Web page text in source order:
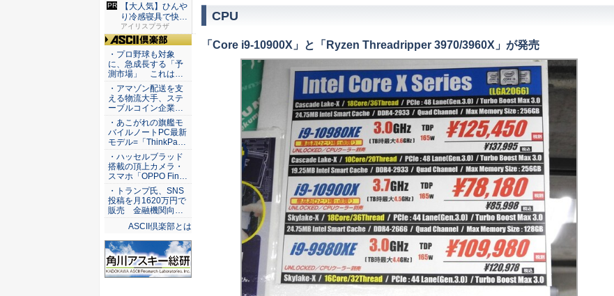
CPU
「Core i9-10900X」と「Ryzen Threadripper 3970/3960X」が発売
【大人気】ひんや
り冷感寝具で快適
な睡眠を...
アイリスプラザ
ASCII倶楽部
・プロ野球も対象
に、急成長する「予
測市場」 これは…
・アマゾン配送を支
える物流大手、ステ
ーブルコイン企業…
・あこがれの旗艦モ
バイルノートPC最新
モデル=「ThinkPa…
・ハッセルブラッド
搭載の頂上カメラ・
スマホ「OPPO Fin…
・トランプ氏、SNS
投稿を月1620万円で
販売 金融機関向…
ASCII倶楽部とは